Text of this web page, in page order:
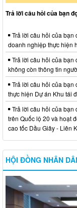
Trả lời câu hỏi của bạn
Trả lời câu hỏi của
doanh nghiệp thực hiện
Trả lời câu hỏi của bạn
không còn thông tin
Trả lời câu hỏi của bạn
thực hiện Dự án Khu tái
Trả lời câu hỏi của bạn
trên Quốc lộ 20 và hoạt
cao tốc Dầu Giây - Liên
HỘI ĐỒNG NHÂN